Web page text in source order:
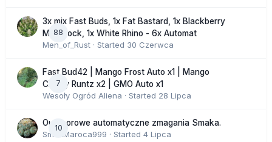
88
3x mix Fast Buds, 1x Fat Bastard, 1x Blackberry
Moonrock, 1x White Rhino - 6x Automat
Men_of_Rust · Started 30 Czerwca
7
Fast Bud42 | Mango Frost Auto x1 | Mango
Cherry Runtz x2 | GMO Auto x1
Wesoły Ogród Aliena · Started 28 Lipca
10
Outdoorowe automatyczne zmagania Smaka.
SmakMaroca999 · Started 4 Lipca